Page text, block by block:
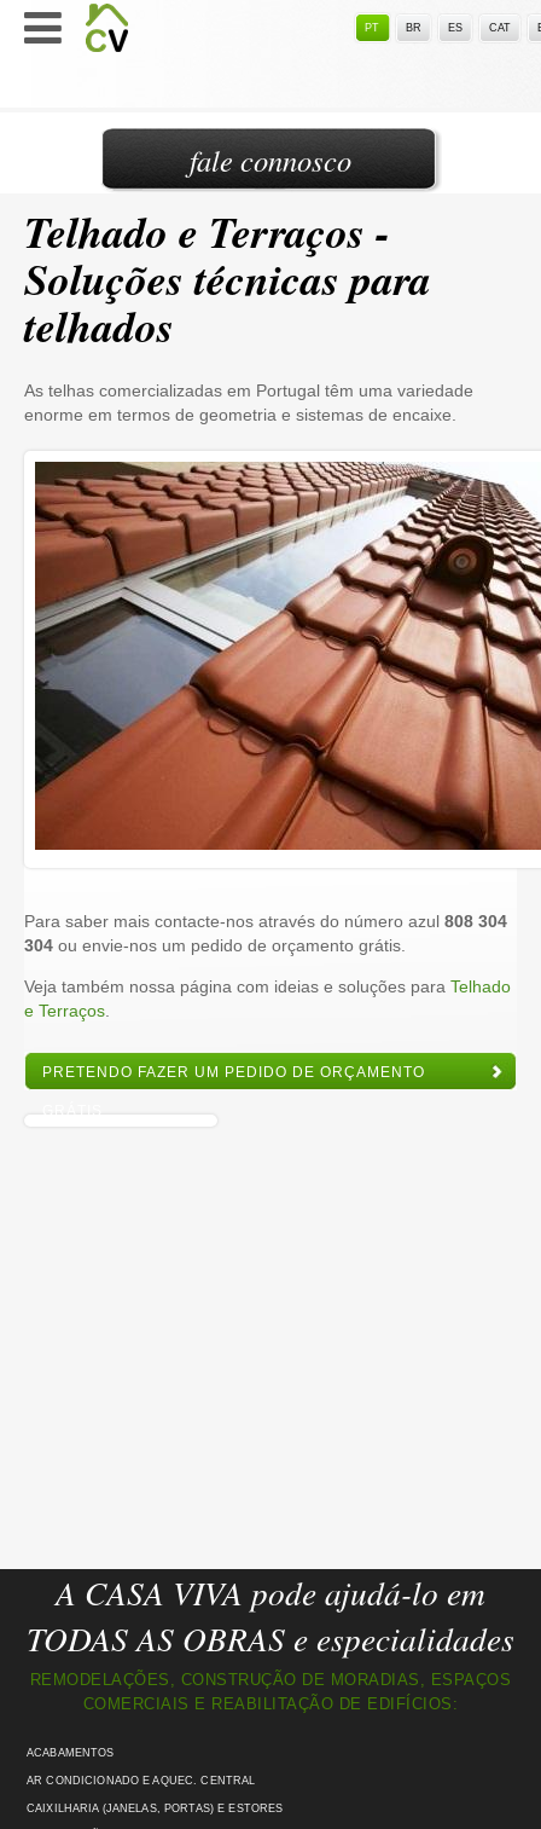
PT BR ES CAT
Telhado e Terraços -
Soluções técnicas para
telhados
As telhas comercializadas em Portugal têm uma variedade
enorme em termos de geometria e sistemas de encaixe.
Para saber mais contacte-nos através do número azul 808 304
304 ou envie-nos um pedido de orçamento grátis.
Veja também nossa página com ideias e soluções para Telhado
e Terraços
PRETENDO FAZER UM PEDIDO DE ORÇAMENTO
GRÁTIS
fale connosco
A CASA VIVA pode ajudá-lo em
TODAS AS OBRAS e especialidades
REMODELAÇÕES, CONSTRUÇÃO DE MORADIAS, ESPAÇOS
COMERCIAIS E REABILITAÇÃO DE EDIFÍCIOS:
ACABAMENTOS
AR CONDICIONADO E AQUEC. CENTRAL
CAIXILHARIA (JANELAS, PORTAS) E ESTORES